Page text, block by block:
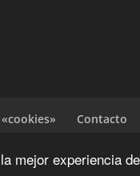
mejor experiencia
Contacto